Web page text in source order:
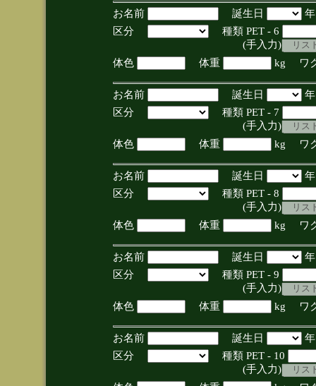
お名前 誕生日
区分
種類 PET - 6
(手入力)
体色
体重 kg ワ
お名前 誕生日
区分
種類 PET - 7
(手入力)
体色
体重 kg ワ
お名前 誕生日
区分
種類 PET - 8
(手入力)
体色
体重 kg ワ
お名前 誕生日
区分
種類 PET - 9
(手入力)
体色
体重 kg ワ
お名前 誕生日
区分
種類 PET - 10
(手入力)